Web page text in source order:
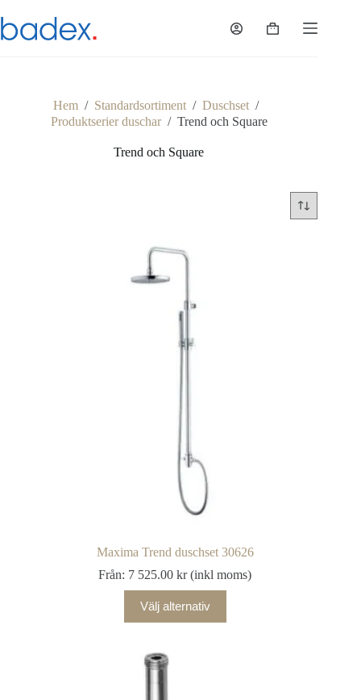
till
innehåll
Varukorg
Hem / Standardsortiment / Duschset /
Produktserier duschar / Trend och Square
Trend och Square
Maxima Trend duschset 30626
Från: 7 525.00kr(inkl moms)
Välj alternativ